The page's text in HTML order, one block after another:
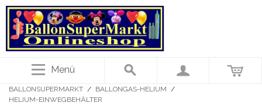
Menü
BALLONSUPERMARKT / BALLONGAS-HELIUM /
HELIUM-EINWEGBEHÄLTER